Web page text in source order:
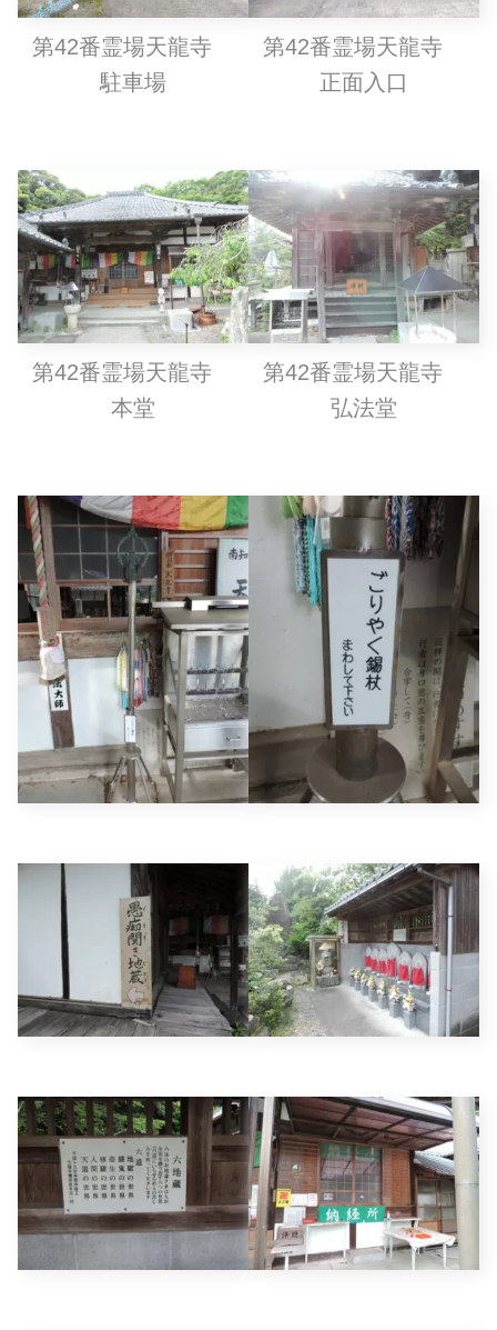
第42番霊場天龍寺
駐車場
第42番霊場天龍寺
正面入口
第42番霊場天龍寺
本堂
第42番霊場天龍寺
弘法堂